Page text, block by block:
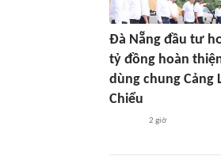
Đà Nẵng đầu tư
tỷ đồng hoàn
dùng chung Cảng
Chiểu
2 giờ